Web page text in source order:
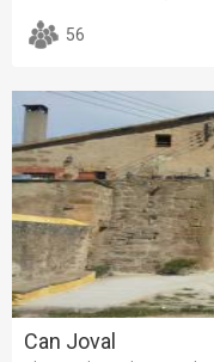
56
Can Joval